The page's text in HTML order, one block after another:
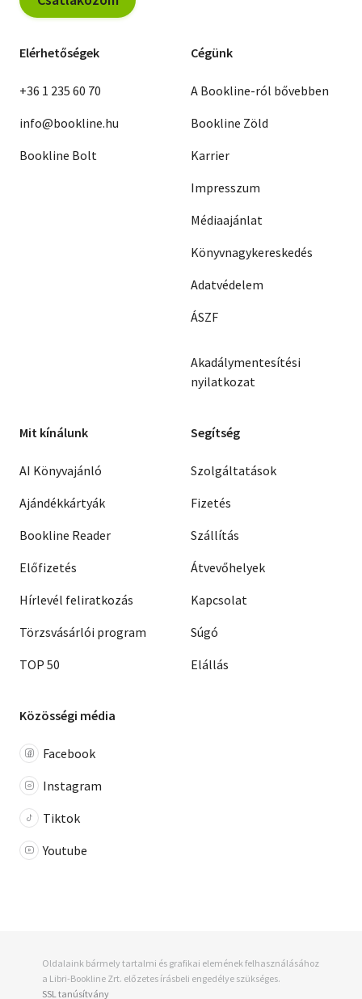
Elérhetőségek
+36 1 235 60 70
info@bookline.hu
Bookline Bolt
Cégünk
A Bookline-ról bővebben
Bookline Zöld
Karrier
Impresszum
Médiaajánlat
Könyvnagykereskedés
Adatvédelem
ÁSZF
Akadálymentesítési
nyilatkozat
Mit kínálunk
AI Könyvajánló
Ajándékkártyák
Bookline Reader
Előfizetés
Hírlevél feliratkozás
Törzsvásárlói program
TOP 50
Segítség
Szolgáltatások
Fizetés
Szállítás
Átvevőhelyek
Kapcsolat
Súgó
Elállás
Közösségi média
Facebook
Instagram
Tiktok
Youtube
Oldalaink bármely tartalmi és grafikai elemének felhasználásához
a Libri-Bookline Zrt. előzetes írásbeli engedélye szükséges.
SSL tanúsítvány